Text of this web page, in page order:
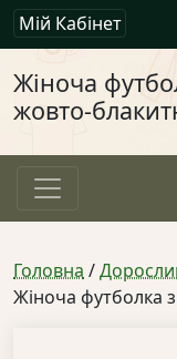
Мій Кабінет
Жіноча
жовто-
Головна /
Жіноча футболка